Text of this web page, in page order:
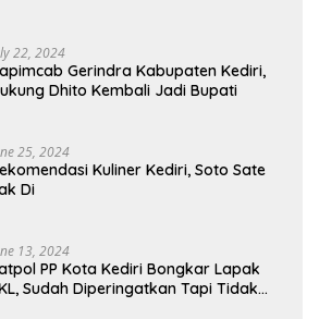
22, 2024
Gerindra Kabupaten Kediri,
Dhito Kembali Jadi Bupati
25, 2024
Kuliner Kediri, Soto Sate
Di
13, 2024
PP Kota Kediri Bongkar Lapak
Sudah Diperingatkan Tapi Tidak